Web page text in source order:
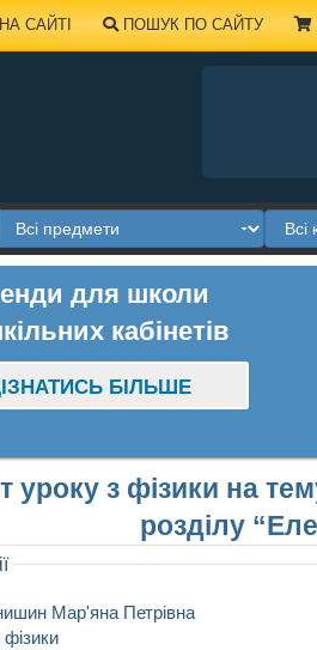
САЙТІ ПОШУК ПО САЙТУ
для школи
кабінетів
БІЛЬШЕ
уроку з фізики на
розділу
Мар'яна Петрівна
фізики